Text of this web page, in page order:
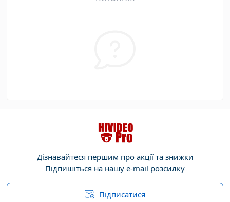
Дізнавайтеся першим про акції та знижки
Підпишіться на нашу e-mail розсилку
Підписатися